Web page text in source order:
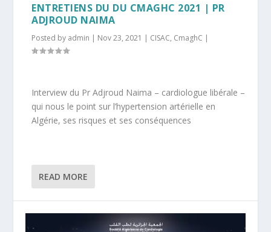
ENTRETIENS DU DU CMAGHC 2021 | PR
ADJROUD NAIMA
Posted by admin | Nov 23, 2021 | CISAC, CmaghC |
Interview du Pr Adjroud Naima – cardiologue libérale –
qui nous le point sur l’hypertension artérielle en
Algérie, ses risques et ses conséquences
READ MORE